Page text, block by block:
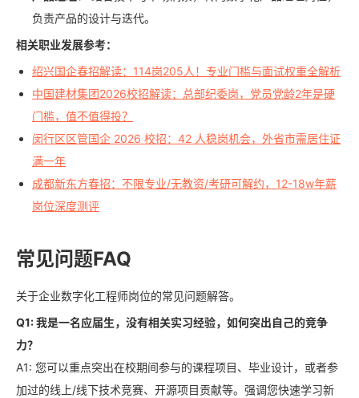
负责产品的设计与迭代。
相关职业发展参考：
绍兴国企春招解读：114岗205人！专业门槛与面试权重全解析
中国建材集团2026校招解读：总部纪委岗，党员党龄2年是硬
门槛，值不值得投？
闵行区区管国企 2026 校招：42 人稳岗机会，外省市需居住证
满一年
成都新东方春招：不限专业/无教资/考研可解约，12-18w年薪
岗位深度测评
常见问题FAQ
关于企业数字化工程师岗位的常见问题解答。
Q1: 我是一名应届生，没有相关实习经验，如何突出自己的竞争
力？
A1: 您可以重点突出在校期间参与的课程项目、毕业设计，或者参
加过的线上/线下技术竞赛、开源项目贡献等。强调您快速学习新